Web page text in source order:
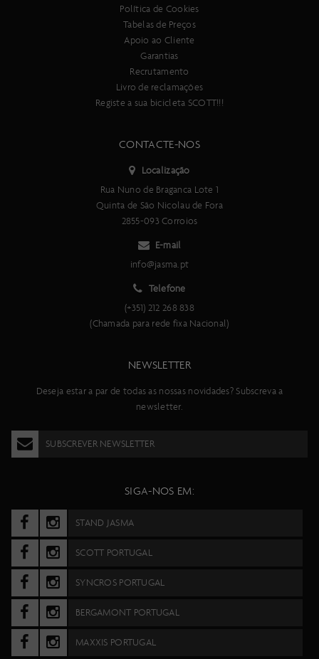
Política de Cookies
Tabelas de Preços
Apoio ao Cliente
Garantias
Recrutamento
Livro de reclamações
Registe a sua bicicleta SCOTT!!!
CONTACTE-NOS
Localização
Rua Nuno de Braganca Lote 1
Quinta de São Nicolau de Fora
2855-093 Corroios
E-mail
info@jasma.pt
Telefone
(+351) 212 268 838
(Chamada para rede fixa Nacional)
NEWSLETTER
Deseja estar a par de todas as nossas novidades? Subscreva a
newsletter.
SUBSCREVER NEWSLETTER
SIGA-NOS EM:
STAND JASMA
SCOTT PORTUGAL
SYNCROS PORTUGAL
BERGAMONT PORTUGAL
MAXXIS PORTUGAL